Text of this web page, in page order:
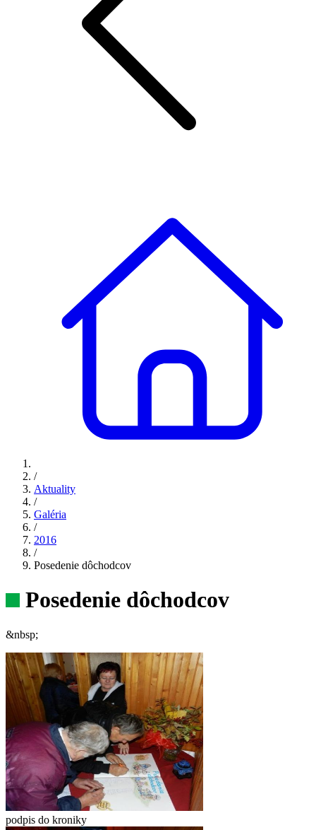
/
Aktuality
/
Galéria
/
2016
/
Posedenie dôchodcov
Posedenie dôchodcov
&nbsp;
podpis do kroniky